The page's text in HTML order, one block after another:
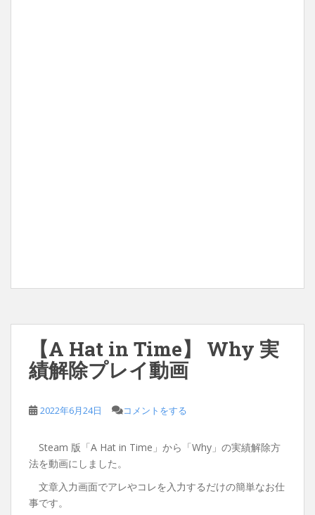
【A Hat in Time】 Why 実
績解除プレイ動画
2022年6月24日 コメントをする
Steam 版「A Hat in Time」から「Why」の実績解除方
法を動画にしました。
文章入力画面でアレやコレを入力するだけの簡単なお仕
事です。